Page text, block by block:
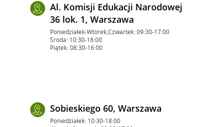
Al. Komisji Edukacji Narodowej
36 lok. 1, Warszawa
Poniedziałek-Wtorek,Czwartek: 09:30-17:00
Środa: 10:30-18:00
Piątek: 08:30-16:00
Sobieskiego 60, Warszawa
Poniedziałek: 10:30-18:00